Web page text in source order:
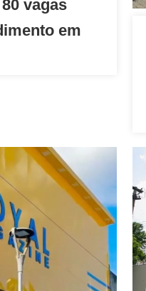
vagas
em